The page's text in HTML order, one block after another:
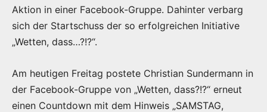
Aktion in einer Facebook-Gruppe. Dahinter verbarg
sich der Startschuss der so erfolgreichen Initiative
„Wetten, dass…?!?“.
Am heutigen Freitag postete Christian Sundermann in
der Facebook-Gruppe von „Wetten, dass?!?“ erneut
einen Countdown mit dem Hinweis „SAMSTAG,